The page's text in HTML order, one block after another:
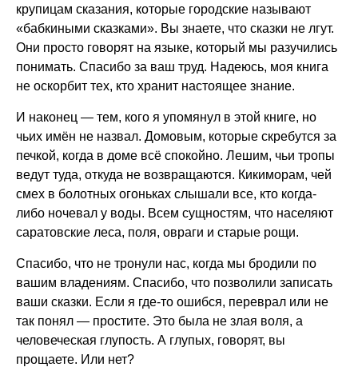
крупицам сказания, которые городские называют
«бабкиными сказками». Вы знаете, что сказки не лгут.
Они просто говорят на языке, который мы разучились
понимать. Спасибо за ваш труд. Надеюсь, моя книга
не оскорбит тех, кто хранит настоящее знание.
И наконец — тем, кого я упомянул в этой книге, но
чьих имён не назвал. Домовым, которые скребутся за
печкой, когда в доме всё спокойно. Лешим, чьи тропы
ведут туда, откуда не возвращаются. Кикиморам, чей
смех в болотных огоньках слышали все, кто когда-
либо ночевал у воды. Всем сущностям, что населяют
саратовские леса, поля, овраги и старые рощи.
Спасибо, что не тронули нас, когда мы бродили по
вашим владениям. Спасибо, что позволили записать
ваши сказки. Если я где-то ошибся, переврал или не
так понял — простите. Это была не злая воля, а
человеческая глупость. А глупых, говорят, вы
прощаете. Или нет?